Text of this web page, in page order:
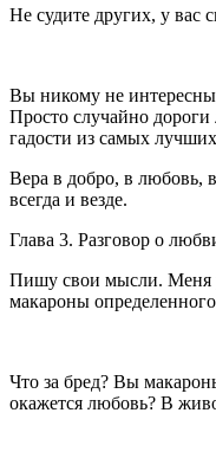
Не судите других, у вас
Вы никому не
Просто случайно
гадости из самых
Вера в добро, в любовь, в
всегда и везде.
Глава 3. Разговор о
Пишу свои мысли. Меня
макароны
Что за бред? Вы
окажется любовь? В